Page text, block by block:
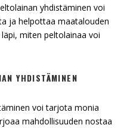
yhdistäminen voi
ja helpottaa maatalouden
miten peltolainaa voi
YHDISTÄMINEN
voi tarjota monia
mahdollisuuden nostaa